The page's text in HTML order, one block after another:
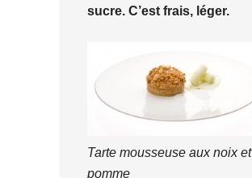
sucre. C’est frais, léger.
Tarte mousseuse aux noix et
pomme